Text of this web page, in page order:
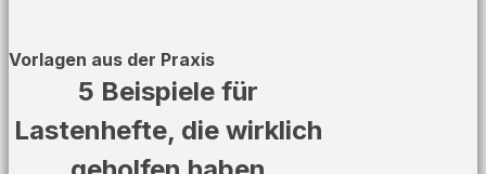
Vorlagen aus der Praxis
5 Beispiele für
Lastenhefte, die wirklich